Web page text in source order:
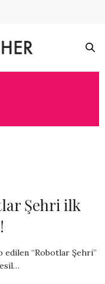
Şehri ilk
edilen “Robotlar Şehri”